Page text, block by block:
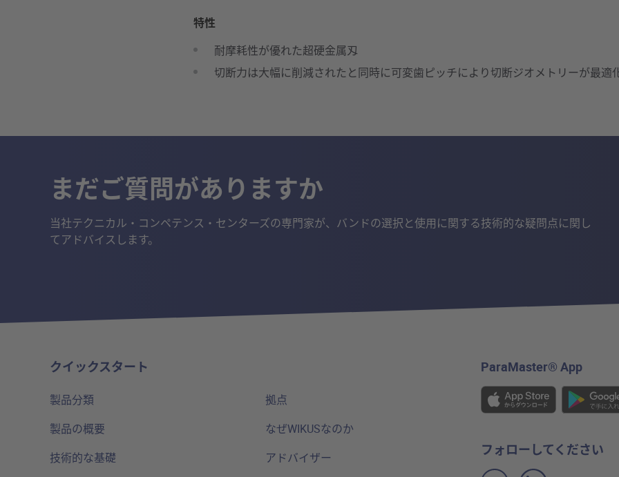
特性
耐摩耗性が優れた超硬金属刄
切断力は大幅に削減されたと同時に可変歯ピッチにより切断ジオメトリーが最適
まだご質問がありますか
当社テクニカル・コンペテンス・センターズの専門家が、バンドの選択と使用に関する技術的な疑問点に関し
てアドバイスします。
クイックスタート
製品分類
製品の概要
技術的な基礎
拠点
なぜWIKUSなのか
アドバイザー
ParaMaster® App
フォローしてください